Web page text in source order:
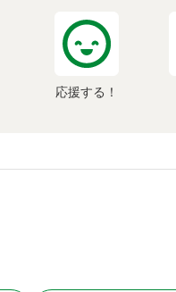
応援する！